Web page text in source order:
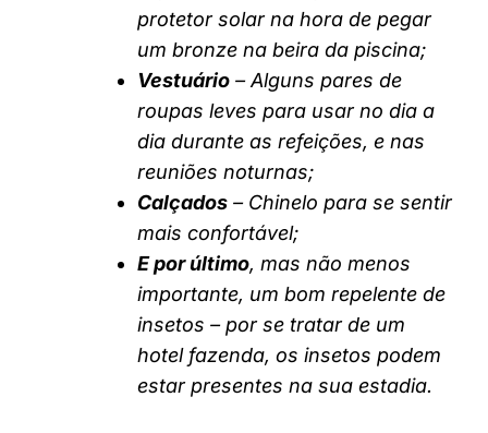
protetor solar na hora de pegar
um bronze na beira da piscina;
Vestuário – Alguns pares de
roupas leves para usar no dia a
dia durante as refeições, e nas
reuniões noturnas;
Calçados – Chinelo para se sentir
mais confortável;
E por último, mas não menos
importante, um bom repelente de
insetos – por se tratar de um
hotel fazenda, os insetos podem
estar presentes na sua estadia.